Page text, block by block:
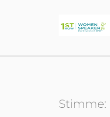
Stimme: